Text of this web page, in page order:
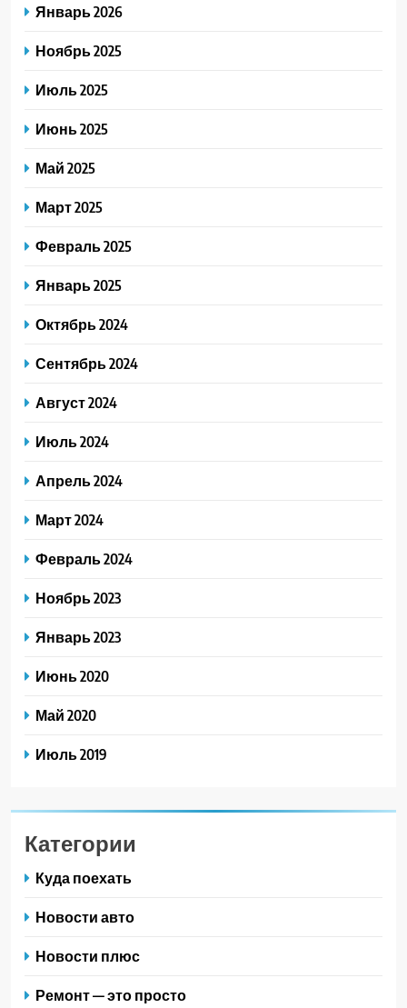
Январь 2026
Ноябрь 2025
Июль 2025
Июнь 2025
Май 2025
Март 2025
Февраль 2025
Январь 2025
Октябрь 2024
Сентябрь 2024
Август 2024
Июль 2024
Апрель 2024
Март 2024
Февраль 2024
Ноябрь 2023
Январь 2023
Июнь 2020
Май 2020
Июль 2019
Категории
Куда поехать
Новости авто
Новости плюс
Ремонт — это просто